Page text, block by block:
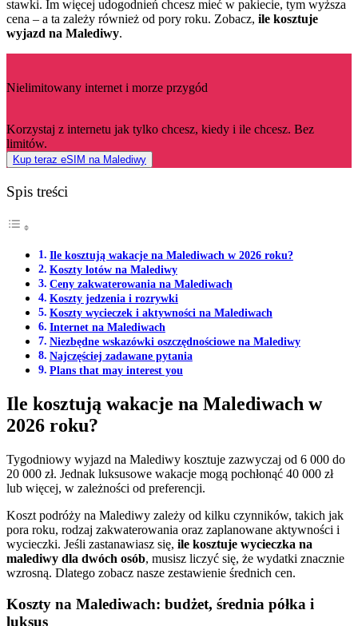
stawki. Im więcej udogodnień chcesz mieć w pakiecie, tym wyższa
cena – a ta zależy również od pory roku. Zobacz, ile kosztuje
wyjazd na Malediwy.
Nielimitowany internet i morze przygód
Korzystaj z internetu jak tylko chcesz, kiedy i ile chcesz. Bez
limitów.
Kup teraz eSIM na Malediwy
Spis treści
Ile kosztują wakacje na Malediwach w 2026 roku?
Koszty lotów na Malediwy
Ceny zakwaterowania na Malediwach
Koszty jedzenia i rozrywki
Koszty wycieczek i aktywności na Malediwach
Internet na Malediwach
Niezbędne wskazówki oszczędnościowe na Malediwy
Najczęściej zadawane pytania
Plans that may interest you
Ile kosztują wakacje na Malediwach w
2026 roku?
Tygodniowy wyjazd na Malediwy kosztuje zazwyczaj od 6 000 do
20 000 zł. Jednak luksusowe wakacje mogą pochłonąć 40 000 zł
lub więcej, w zależności od preferencji.
Koszt podróży na Malediwy zależy od kilku czynników, takich jak
pora roku, rodzaj zakwaterowania oraz zaplanowane aktywności i
wycieczki. Jeśli zastanawiasz się, ile kosztuje wycieczka na
malediwy dla dwóch osób, musisz liczyć się, że wydatki znacznie
wzrosną. Dlatego zobacz nasze zestawienie średnich cen.
Koszty na Malediwach: budżet, średnia półka i
luksus